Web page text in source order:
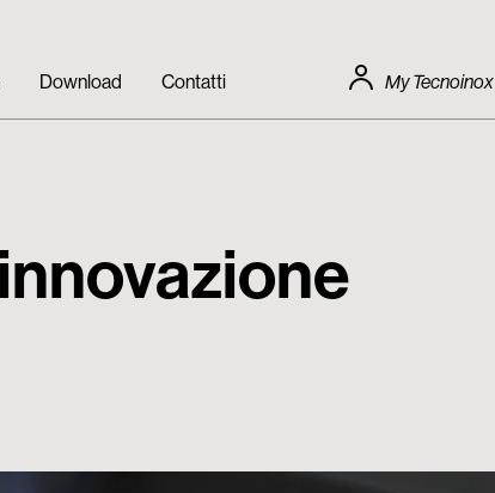
Download Contatti My Tecnoinox